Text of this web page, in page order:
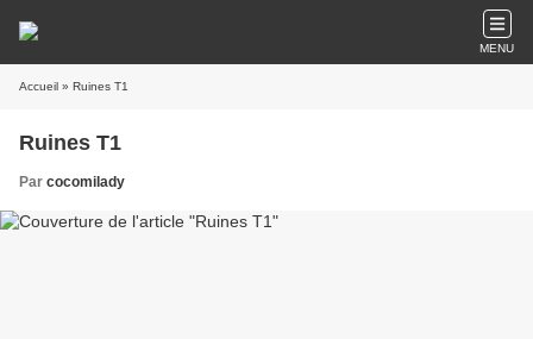
MENU
Accueil » Ruines T1
Ruines T1
Par cocomilady